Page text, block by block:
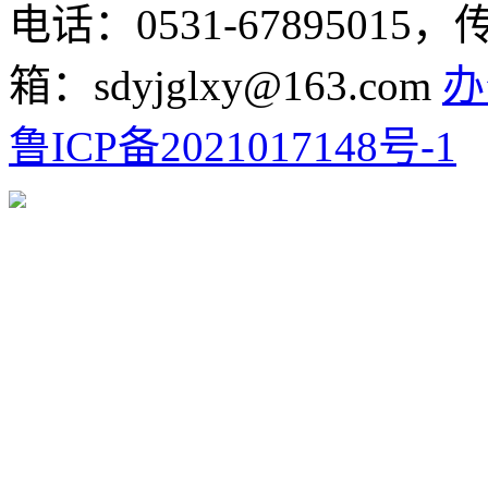
电话：0531-67895015，
箱：sdyjglxy@163.com
鲁ICP备2021017148号-1